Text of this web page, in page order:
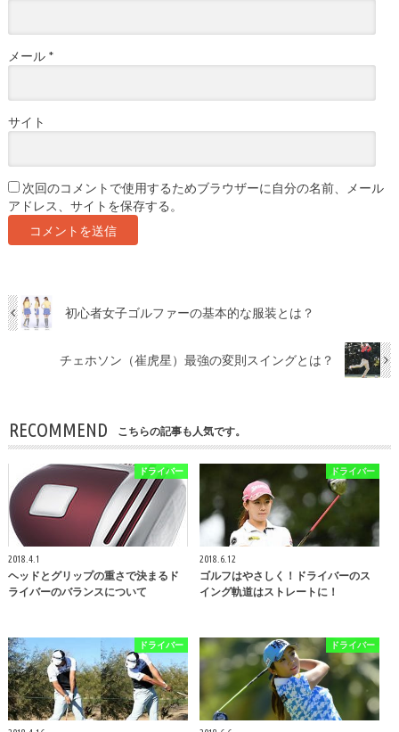
メール *
サイト
次回のコメントで使用するためブラウザーに自分の名前、メール
アドレス、サイトを保存する。
初心者女子ゴルファーの基本的な服装とは？
チェホソン（崔虎星）最強の変則スイングとは？
RECOMMEND こちらの記事も人気です。
ドライバー
2018.4.1
ヘッドとグリップの重さで決まるド
ライバーのバランスについて
ドライバー
2018.6.12
ゴルフはやさしく！ドライバーのス
イング軌道はストレートに！
ドライバー ドライバー